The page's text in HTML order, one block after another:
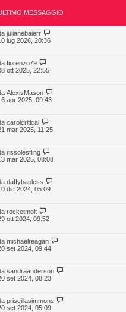
MESSAGGIO
julianebaierr
lug 2026, 20:36
fiorenzo79
ott 2025, 22:55
AlexisMason
apr 2025, 09:43
carolcritical
mar 2025, 11:25
rissolesfling
mar 2025, 08:08
daffyhapless
dic 2024, 05:09
rocketmolt
ott 2024, 09:52
michaelreagan
set 2024, 09:44
sandraanderson
set 2024, 08:23
priscillasimmons
set 2024, 05:09